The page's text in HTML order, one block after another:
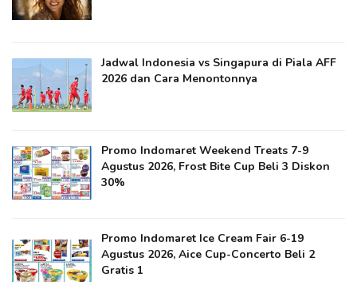
Jadwal Indonesia vs Singapura di Piala AFF
2026 dan Cara Menontonnya
Promo Indomaret Weekend Treats 7-9
Agustus 2026, Frost Bite Cup Beli 3 Diskon
30%
Promo Indomaret Ice Cream Fair 6-19
Agustus 2026, Aice Cup-Concerto Beli 2
Gratis 1